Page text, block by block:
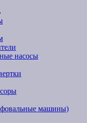
насосы
машины)